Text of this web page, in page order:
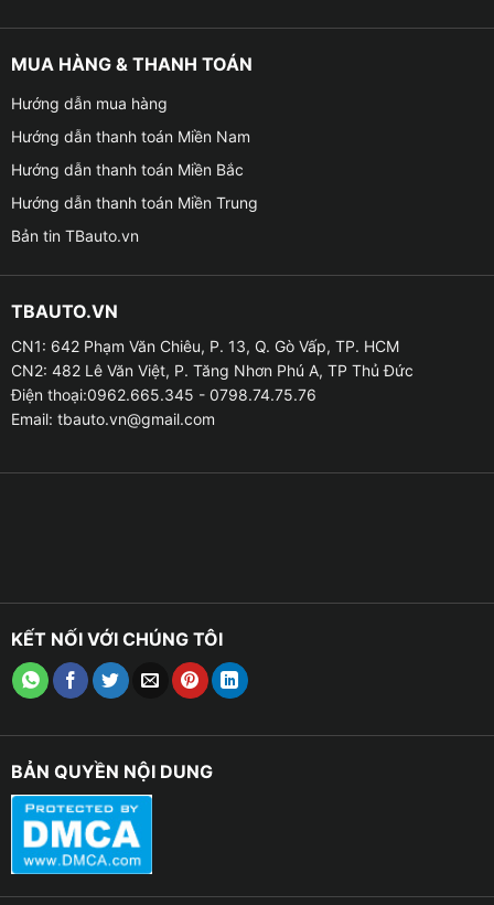
MUA HÀNG & THANH TOÁN
Hướng dẫn mua hàng
Hướng dẫn thanh toán Miền Nam
Hướng dẫn thanh toán Miền Bắc
Hướng dẫn thanh toán Miền Trung
Bản tin TBauto.vn
TBAUTO.VN
CN1: 642 Phạm Văn Chiêu, P. 13, Q. Gò Vấp, TP. HCM
CN2: 482 Lê Văn Việt, P. Tăng Nhơn Phú A, TP Thủ Đức
Điện thoại:0962.665.345 - 0798.74.75.76
Email: tbauto.vn@gmail.com
KẾT NỐI VỚI CHÚNG TÔI
BẢN QUYỀN NỘI DUNG